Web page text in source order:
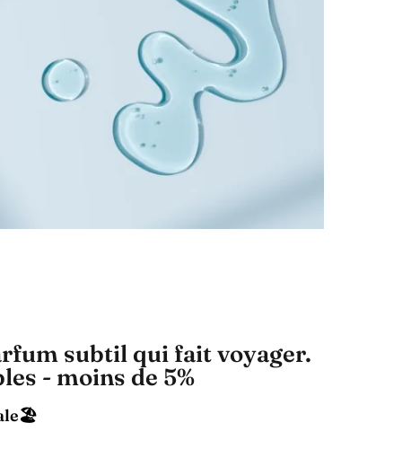
subtil qui fait voyager.
- moins de 5%